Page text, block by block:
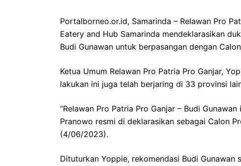
Portalborneo.or.id, Samarinda – Relawan Pro
Eatery and Hub Samarinda mendeklarasikan
Budi Gunawan untuk berpasangan dengan
Ketua Umum Relawan Pro Patria Pro Ganjar,
lakukan ini juga telah berjaring di 33 provinsi
“Relawan Pro Patria Pro Ganjar – Budi
Pranowo resmi di deklarasikan sebagai Calon
(4/06/2023).
Dituturkan Yoppie, rekomendasi Budi